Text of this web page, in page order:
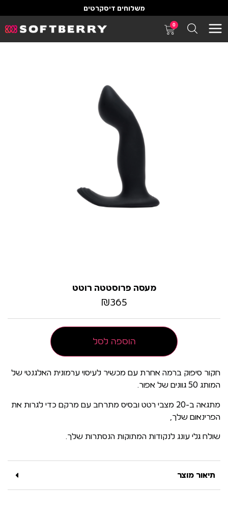
משלוחים דיסקרטים
0
מעסה פרוסטטה רוטט
₪365
הוספה לסל
חקור סיפוק ברמה אחרת עם מכשיר לעיסוי ערמונית האלגנטי של
המותג 50 גוונים של אפור.
מתגאה ב-20 מצבי רטט ובסיס מתרחב עם מרקם כדי לגרות את
הפרינאום שלך,
שולח גלי עונג לנקודות המתוקות הנסתרות שלך.
תיאור מוצר